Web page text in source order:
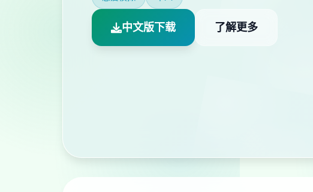
中文版下载 了解更多